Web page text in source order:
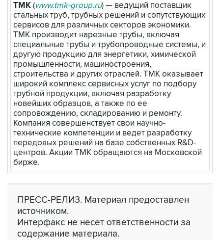
ТМК (www.tmk-group.ru) — ведущий поставщик
стальных труб, трубных решений и сопутствующих
сервисов для различных секторов экономики.
ТМК производит нарезные трубы, включая
специальные трубы и трубопроводные системы, и
другую продукцию для энергетики, химической
промышленности, машиностроения,
строительства и других отраслей. ТМК оказывает
широкий комплекс сервисных услуг по подбору
трубной продукции, включая разработку
новейших образцов, а также по ее
сопровождению, складированию и ремонту.
Компания совершенствует свои научно-
технические компетенции и ведет разработку
передовых решений на базе собственных R&D-
центров. Акции ТМК обращаются на Московской
бирже.
ПРЕСС-РЕЛИЗ. Материал предоставлен
источником.
Интерфакс не несет ответственности за
содержание материала.